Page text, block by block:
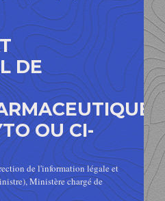
DE
OU CI-
de l'information légale et
Ministère chargé de